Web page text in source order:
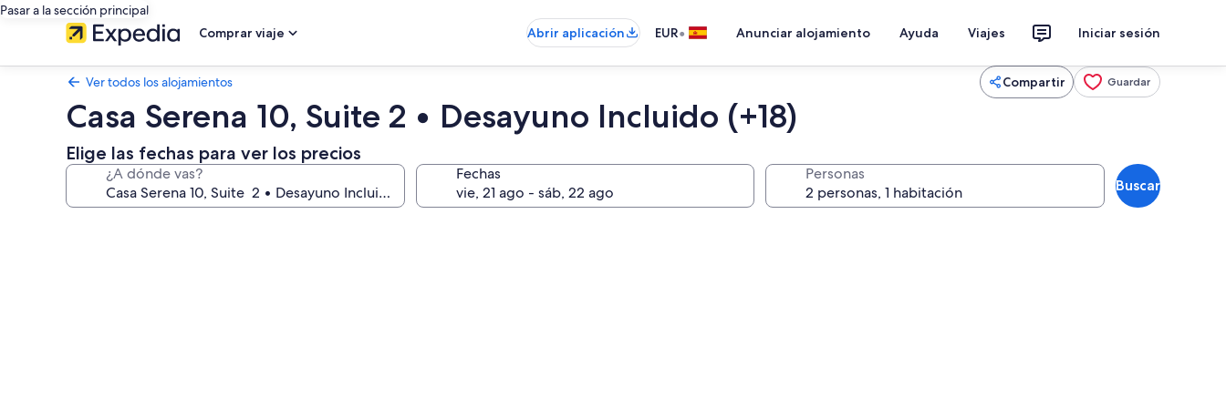
Pasar a la sección principal
Comprar viaje
Abrir aplicación EUR• Anunciar alojamiento Ayuda Viajes Iniciar sesión
Ver todos los alojamientos Compartir Guardar
Casa Serena 10, Suite 2 • Desayuno Incluido (+18)
Elige las fechas para ver los precios
¿A dónde vas? Fechas Personas
Buscar